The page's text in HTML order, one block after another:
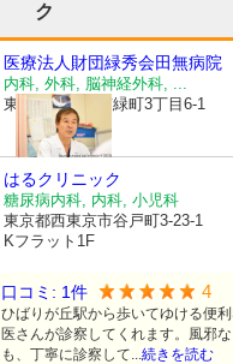
ク
医療法人財団緑秀会田無病院
内科, 外科, 脳神経外科, ...
東京都西東京市緑町3丁目6-1
はるクリニック
糖尿病内科, 内科, 小児科
東京都西東京市谷戸町3-23-1
Kフラット1F
口コミ: 1件 4
ひばりが丘駅から歩いてゆける便
医さんが診察してくれます。風邪
も、丁寧に診察して...続きを読む